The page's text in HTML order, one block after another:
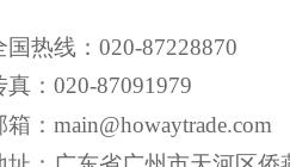
国热线 ：020-87228870
真：020-87091979
箱：main@howaytrade.com